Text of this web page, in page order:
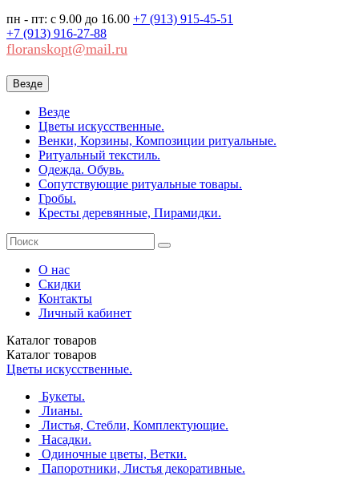
пн - пт: с 9.00 до 16.00 +7 (913) 915-45-51
+7 (913) 916-27-88
floranskopt@mail.ru
Везде
Везде
Цветы искусственные.
Венки, Корзины, Композиции ритуальные.
Ритуальный текстиль.
Одежда. Обувь.
Сопутствующие ритуальные товары.
Гробы.
Кресты деревянные, Пирамидки.
О нас
Скидки
Контакты
Личный кабинет
Каталог товаров
Каталог товаров
Цветы искусственные.
Букеты.
Лианы.
Листья, Стебли, Комплектующие.
Насадки.
Одиночные цветы, Ветки.
Папоротники, Листья декоративные.